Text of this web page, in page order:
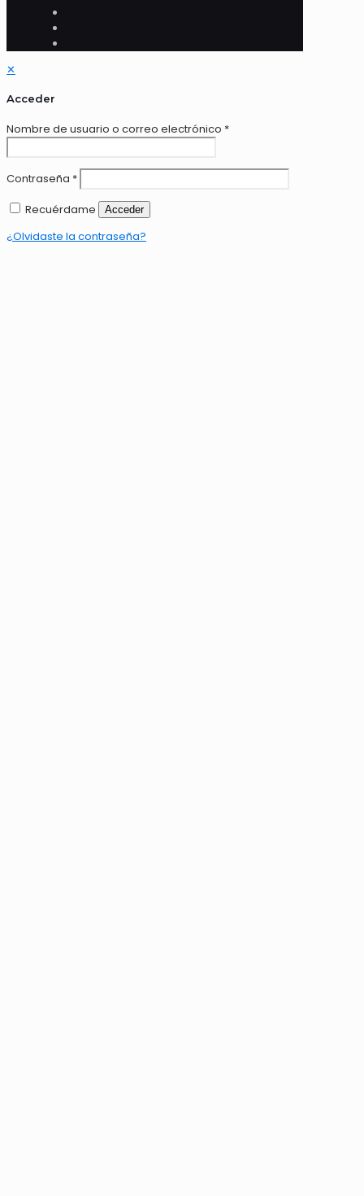
✕
Acceder
Nombre de usuario o correo electrónico *
Contraseña *
Recuérdame
Acceder
¿Olvidaste la contraseña?